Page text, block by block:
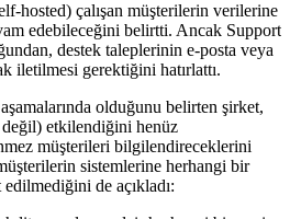
hosted) çalışan müşterilerin verilerine
edebileceğini belirtti. Ancak Support
destek taleplerinin e-posta veya
iletilmesi gerektiğini hatırlattı.
olduğunu belirten şirket,
etkilendiğini henüz
müşterileri bilgilendireceklerini
sistemlerine herhangi bir
de açıkladı: